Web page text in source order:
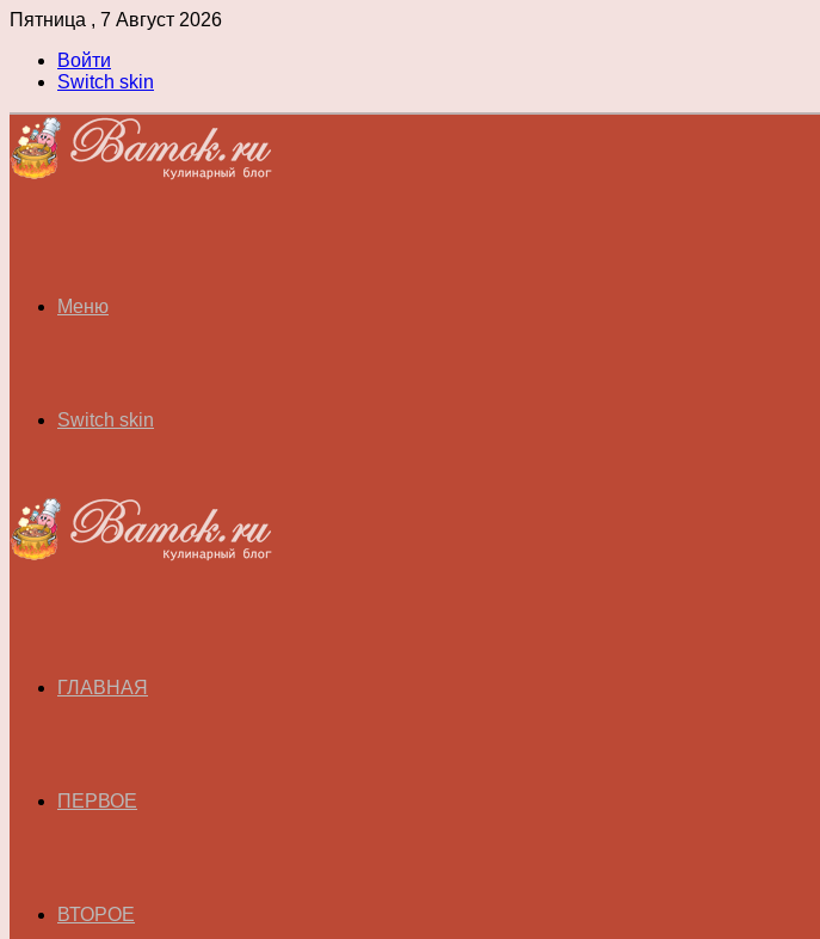
Пятница , 7 Август 2026
Войти
Switch skin
Меню
Switch skin
ГЛАВНАЯ
ПЕРВОЕ
ВТОРОЕ